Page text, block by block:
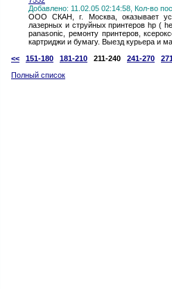
Добавлено: 11.02.05 02:14:58, Кол-во
ООО СКАН, г. Москва, оказывает
лазерных и струйных принтеров hp (
panasonic, ремонту принтеров,
картриджи и бумагу. Выезд курьера и
<<
151-180 181-210 211-240 241-270
Полный список